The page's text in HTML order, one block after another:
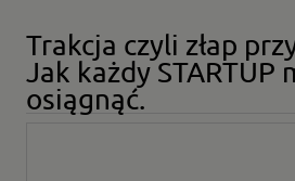
Trakcja czyli złap
Jak każdy STARTUP
osiągnąć.